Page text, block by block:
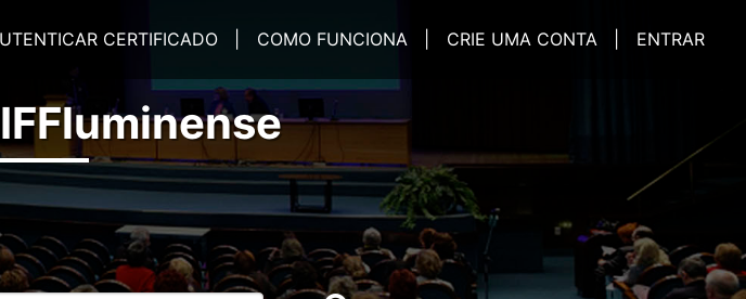
CERTIFICADO | COMO FUNCIONA | CRIE UMA CONTA | ENTRAR